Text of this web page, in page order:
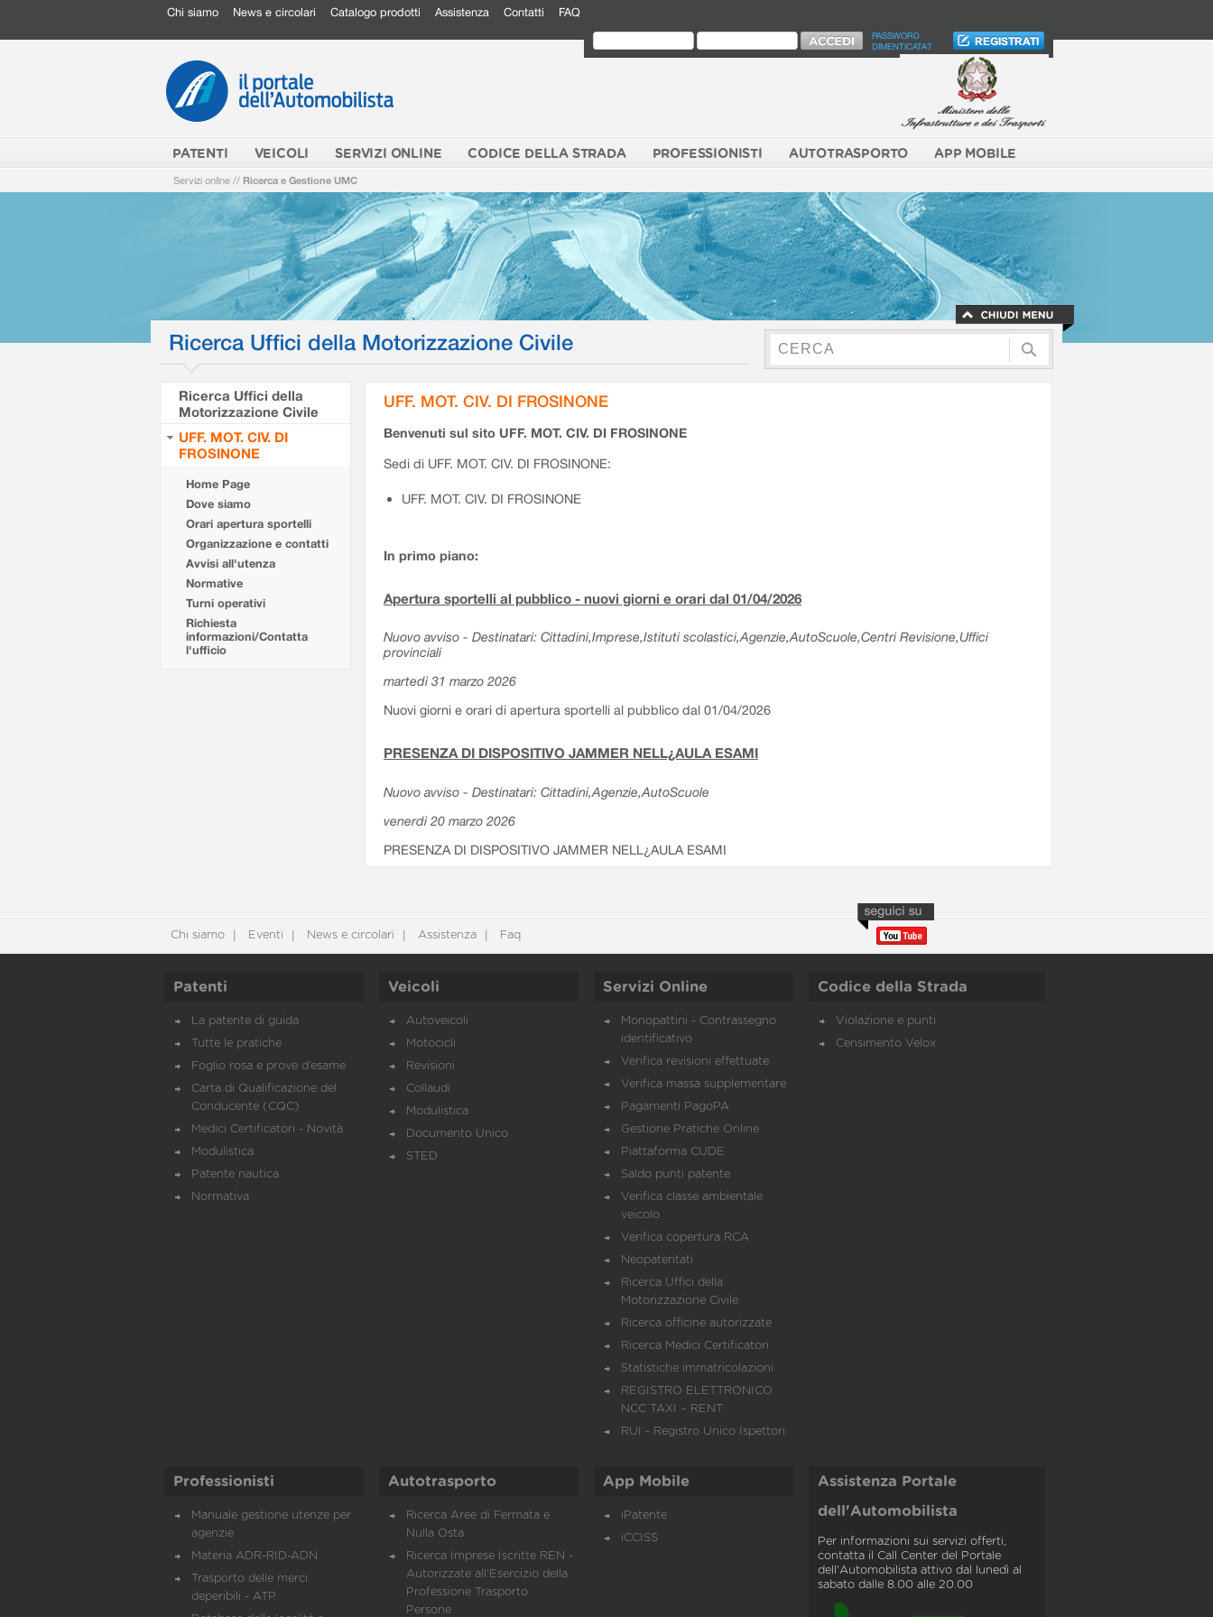
Chi siamo News e circolari Catalogo prodotti Assistenza Contatti FAQ
PASSWORD
DIMENTICATA?
PATENTI VEICOLI SERVIZI ONLINE CODICE DELLA STRADA PROFESSIONISTI AUTOTRASPORTO APP MOBILE
Servizi online // Ricerca e Gestione UMC
Ricerca Uffici della Motorizzazione Civile
Ricerca Uffici della
Motorizzazione Civile
UFF. MOT. CIV. DI
FROSINONE
Home Page
Dove siamo
Orari apertura sportelli
Organizzazione e contatti
Avvisi all'utenza
Normative
Turni operativi
Richiesta
informazioni/Contatta
l'ufficio
UFF. MOT. CIV. DI FROSINONE
Benvenuti sul sito UFF. MOT. CIV. DI FROSINONE
Sedi di UFF. MOT. CIV. DI FROSINONE:
UFF. MOT. CIV. DI FROSINONE
In primo piano:
Apertura sportelli al pubblico - nuovi giorni e orari dal 01/04/2026
Nuovo avviso - Destinatari: Cittadini,Imprese,Istituti scolastici,Agenzie,AutoScuole,Centri Revisione,Uffici
provinciali
martedì 31 marzo 2026
Nuovi giorni e orari di apertura sportelli al pubblico dal 01/04/2026
PRESENZA DI DISPOSITIVO JAMMER NELL¿AULA ESAMI
Nuovo avviso - Destinatari: Cittadini,Agenzie,AutoScuole
venerdì 20 marzo 2026
PRESENZA DI DISPOSITIVO JAMMER NELL¿AULA ESAMI
Chi siamo Eventi News e circolari Assistenza Faq
Patenti
La patente di guida
Tutte le pratiche
Foglio rosa e prove d’esame
Carta di Qualificazione del
Conducente (CQC)
Medici Certificatori - Novità
Modulistica
Patente nautica
Normativa
Veicoli
Autoveicoli
Motocicli
Revisioni
Collaudi
Modulistica
Documento Unico
STED
Servizi Online
Monopattini - Contrassegno
identificativo
Verifica revisioni effettuate
Verifica massa supplementare
Pagamenti PagoPA
Gestione Pratiche Online
Piattaforma CUDE
Saldo punti patente
Verifica classe ambientale
veicolo
Verifica copertura RCA
Neopatentati
Ricerca Uffici della
Motorizzazione Civile
Ricerca officine autorizzate
Ricerca Medici Certificatori
Statistiche immatricolazioni
REGISTRO ELETTRONICO
NCC TAXI – RENT
RUI - Registro Unico Ispettori
Codice della Strada
Violazione e punti
Censimento Velox
Professionisti
Manuale gestione utenze per
agenzie
Materia ADR-RID-ADN
Trasporto delle merci
deperibili - ATP
Autotrasporto
Ricerca Aree di Fermata e
Nulla Osta
Ricerca Imprese Iscritte REN -
Autorizzate all'Esercizio della
Professione Trasporto
Persone
App Mobile
iPatente
iCCISS
Assistenza Portale
dell'Automobilista
Per informazioni sui servizi offerti,
contatta il Call Center del Portale
dell'Automobilista attivo dal lunedì al
sabato dalle 8.00 alle 20.00